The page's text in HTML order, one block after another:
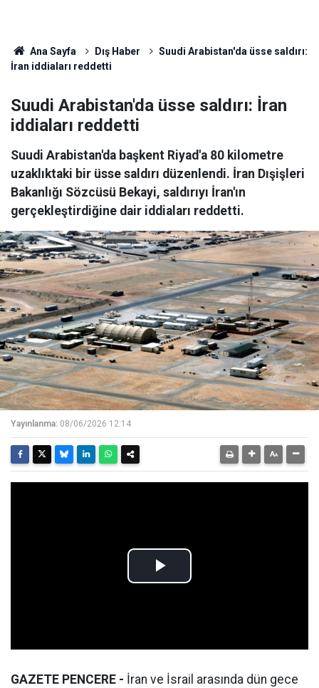
Ana Sayfa Dış Haber
Suudi Arabistan'da üsse saldırı:
İran iddiaları reddetti
Suudi Arabistan'da üsse saldırı: İran
iddiaları reddetti
Suudi Arabistan'da başkent Riyad'a 80 kilometre
uzaklıktaki bir üsse saldırı düzenlendi. İran Dışişleri
Bakanlığı Sözcüsü Bekayi, saldırıyı İran'ın
gerçekleştirdiğine dair iddiaları reddetti.
Yayınlanma: 08/06/2026 12:14
GAZETE PENCERE - İran ve İsrail arasında dün gece